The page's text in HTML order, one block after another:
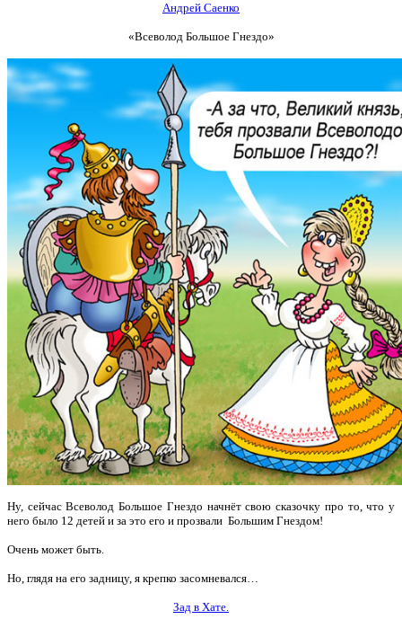
Андрей Саенко
«Всеволод Большое Гнездо»
Ну, сейчас Всеволод Большое Гнездо начнёт свою сказочку про то, что у
него было 12 детей и за это его и прозвали Большим Гнездом!
Очень может быть.
Но, глядя на его задницу, я крепко засомневался…
Зад в Хате.